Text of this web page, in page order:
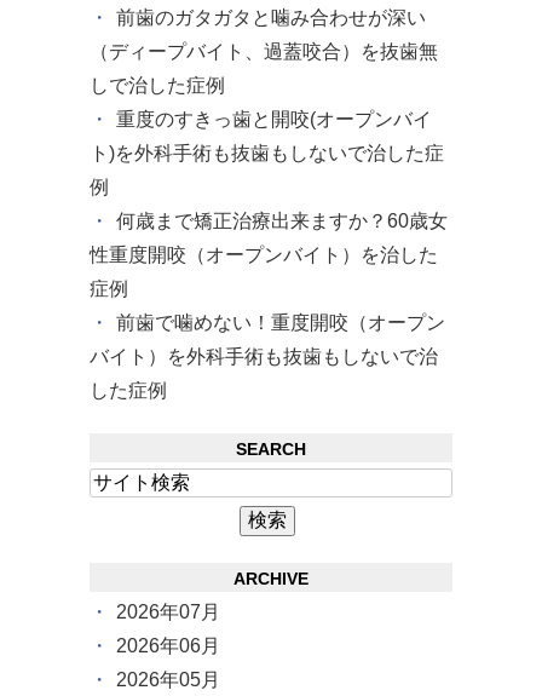
前歯のガタガタと噛み合わせが深い
（ディープバイト、過蓋咬合）を抜歯無
しで治した症例
重度のすきっ歯と開咬(オープンバイ
ト)を外科手術も抜歯もしないで治した症
例
何歳まで矯正治療出来ますか？60歳女
性重度開咬（オープンバイト）を治した
症例
前歯で噛めない！重度開咬（オープン
バイト）を外科手術も抜歯もしないで治
した症例
SEARCH
ARCHIVE
2026年07月
2026年06月
2026年05月